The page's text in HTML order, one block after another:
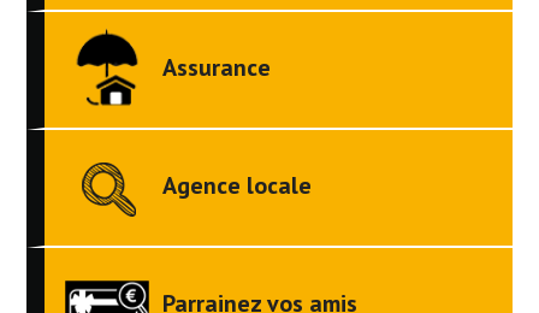
Assurance
Agence locale
Parrainez vos amis